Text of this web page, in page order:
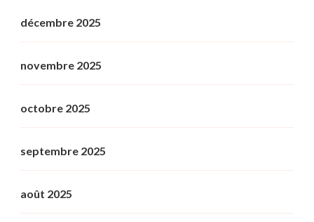
décembre 2025
novembre 2025
octobre 2025
septembre 2025
août 2025